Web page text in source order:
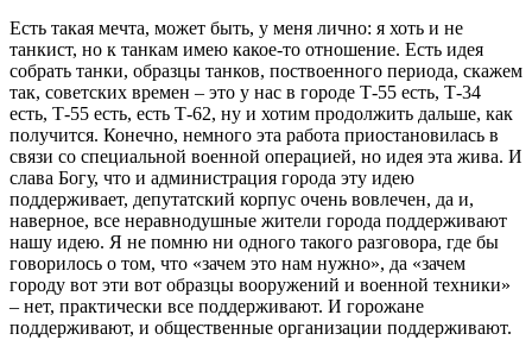
Есть такая мечта, может быть, у меня лично: я хоть и не
танкист, но к танкам имею какое-то отношение. Есть идея
собрать танки, образцы танков, поствоенного периода, скажем
так, советских времен – это у нас в городе Т-55 есть, Т-34
есть, Т-55 есть, есть Т-62, ну и хотим продолжить дальше, как
получится. Конечно, немного эта работа приостановилась в
связи со специальной военной операцией, но идея эта жива. И
слава Богу, что и администрация города эту идею
поддерживает, депутатский корпус очень вовлечен, да и,
наверное, все неравнодушные жители города поддерживают
нашу идею. Я не помню ни одного такого разговора, где бы
говорилось о том, что «зачем это нам нужно», да «зачем
городу вот эти вот образцы вооружений и военной техники»
– нет, практически все поддерживают. И горожане
поддерживают, и общественные организации поддерживают.